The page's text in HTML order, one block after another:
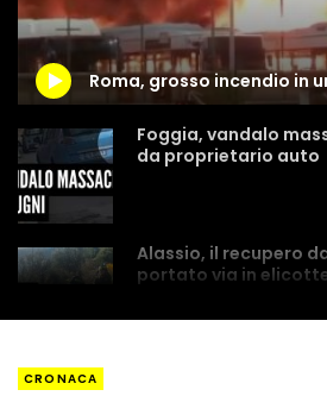
Foggia, vandalo
da proprietario auto
Alassio, il recupero
portato via in
CRONACA